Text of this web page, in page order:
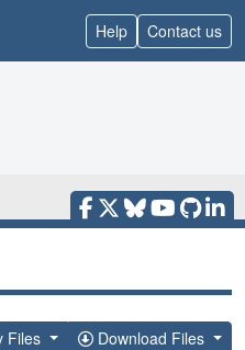
Help Contact us
Files Download Files